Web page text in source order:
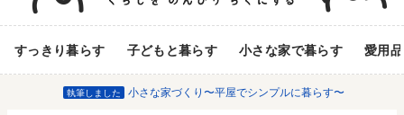
すっきり暮らす 子どもと暮らす 小さな家で暮らす 愛用品
執筆しました 小さな家づくり〜平屋でシンプルに暮らす〜